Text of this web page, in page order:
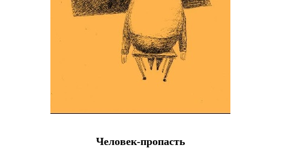
Человек-пропасть